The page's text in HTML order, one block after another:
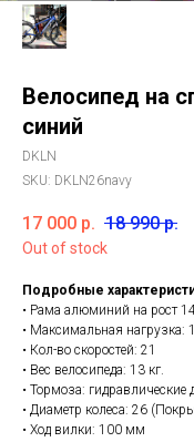
Велосипед на
синий
DKLN
SKU: DKLN26navy
17 000 р. 18 990 р.
Out of stock
Подробные
• Рама алюминий на рост
• Максимальная нагрузка:
• Кол-во скоростей: 21
• Вес велосипеда: 13 кг.
• Тормоза: гидравлические
• Диаметр колеса: 26
• Ход вилки: 100 мм